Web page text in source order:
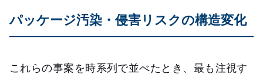
パッケージ汚染・侵害リスクの構造変化
これらの事案を時系列で並べたとき、最も注視す